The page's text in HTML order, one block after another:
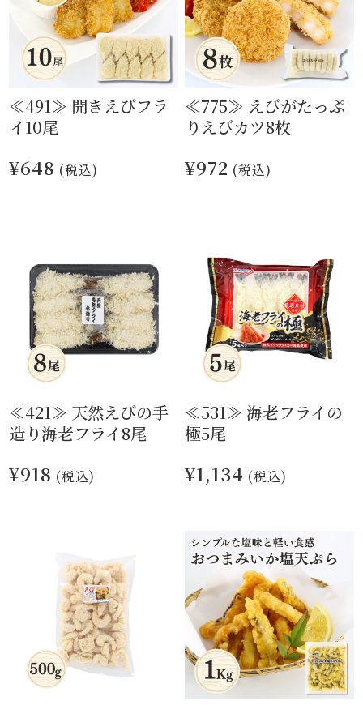
≪491≫ 開きえびフラ
イ10尾
¥648 (税込)
≪775≫ えびがたっぷ
りえびカツ8枚
¥972 (税込)
≪421≫ 天然えびの手
造り海老フライ8尾
¥918 (税込)
≪531≫ 海老フライの
極5尾
¥1,134 (税込)